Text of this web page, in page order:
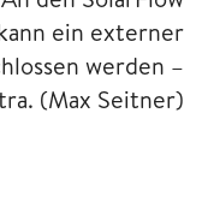
ein externer
werden –
(Max Seitner)